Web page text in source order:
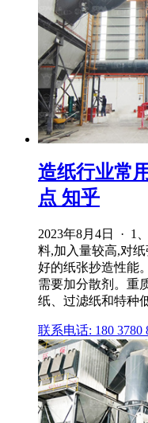
造纸行业常
点 知乎
2023年8月4日 · 1
料,加入量较高,对
好的纸张抄造性能
需要加分散剂。重
纸、过滤纸和特种
联系电话: 180 3780